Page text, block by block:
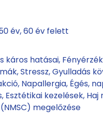
év 60 év felett
káros hatásai
Stressz Gyulladás
Napallergia Égés,
Esztétikai kezelések Haj
megelőzése